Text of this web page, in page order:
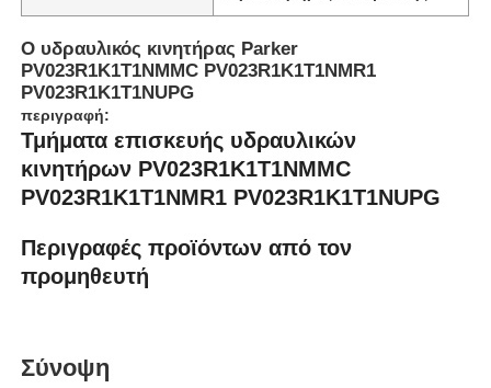
Υδραυλική αντλία Vickers
Υδραυλική βαλβίδα Rexroth
Συσκευές φίλτρου Rexroth
Υδραυλική βαλβίδα YUKEN
Ο υδραυλικός κινητήρας Parker
PV023R1K1T1NMMC PV023R1K1T1NMR1
PV023R1K1T1NUPG
περιγραφή:
Τμήματα επισκευής υδραυλικών
κινητήρων PV023R1K1T1NMMC
PV023R1K1T1NMR1 PV023R1K1T1NUPG
Περιγραφές προϊόντων από τον
προμηθευτή
Σύνοψη